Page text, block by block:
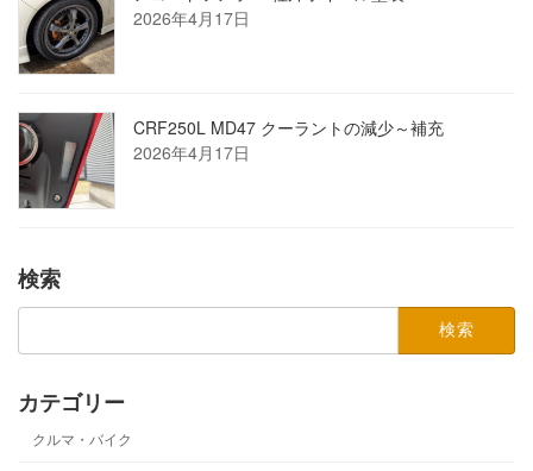
2026年4月17日
CRF250L MD47 クーラントの減少～補充
2026年4月17日
検索
カテゴリー
クルマ・バイク